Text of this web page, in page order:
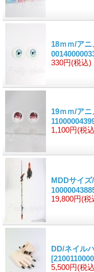
18ｍｍ/ア
330円(税込)
19ｍｍ/ア
1,100円(税
MDDサイズ
19,800円(税
DD/ネイル
5,500円(税